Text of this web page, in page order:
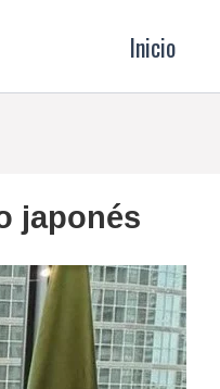
Inicio
japonés